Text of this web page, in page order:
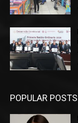
POPULAR POSTS